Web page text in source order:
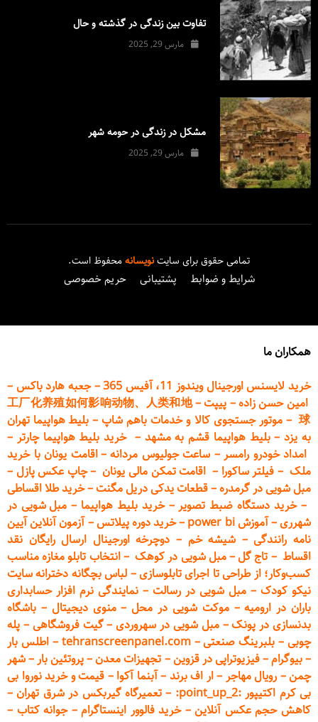
تفاوت بین زندگی در گذشته و حال
مارس 29, 2025
مشکل در زندگی در حومه شهر
مارس 29, 2025
تمامی حقوق برای سایتنویسانهمحفوظ است.
شرایط و ضوابط پشتیبانی حریم خصوصی
همکاران ما
خرید لایسنس اورجینال ویندوز 11، آفیس 365
–جعبه هارد باکس –
امین حسن زاده– پیپت–
工厂化养殖如何影响动物、人类和地
球
– موتور جستجوی کالا و خدمات باهم شاپ– بلیط هواپیما تهران
به یزد–بلیط هواپیما قشم به مشهد –خرید بلیط هواپیما چارتر –
امداد خودرو رامسر– ساعت جولیوس مردانه–اقامت یونان با خرید
ملک – فیلتر ساکورا – اقامت تمکن مالی یونان –چاپ عکس پازل –
مبل شویی در گرمدره–قطعاتیدکی دریل مگنت–خرید طلا اقساطی
–خرید دستگاه ضبط تصویر–خرید بلیط هواپیما –مبل شویی در
شهرری–آموزش power bi –خرید دورهپیلاتس–آزمون آنلاین آیین
نامه رانندگی– شیشه خم – دوچرخه اورجینال ارسال رایگان نقد
اقساط – تاج گل–مبل شویی در کوهک–انتخاب تابلو مغازه مناسب
کسب‌وکار؛ از طراحی تا اجرای تابلوسازی– لباس بچگانه دخترانه سایت
نیکو کودک – مبل شویی در رسالت – نمایندگی نرم افزار حسابداری
باران در ارومیه–موکت شویی در محل–منوی دیجیتال – باشگاه
بدنسازی در پونک–مبل شویی در سهروردی–گیت فروشگاهی – پله
چوبی – بلبرینگ صنعتی–
tehranscreenpanel.com
–اطلس بار
–بیوگرام–فیزیوتراپی در قزوین– تجهیزات معدن–پروتئین بار–شهر
چمن– رویال مهاجر –ار اف برند –آبنما آکوا – قیمت و خرید نوروا بی
بی کرم اکتیپور :point_up_2:
– تعمیرگاه گیربکس در شرق تهران–
کاهش حجم عکس آنلاین–خرید فالوور اینستاگرام–جوانه کتاب –